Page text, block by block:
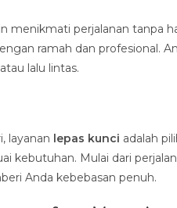
menikmati perjalanan tanpa
ramah dan profesional.
lalu lintas.
layanan lepas kunci adalah
kebutuhan. Mulai dari
Anda kebebasan penuh.